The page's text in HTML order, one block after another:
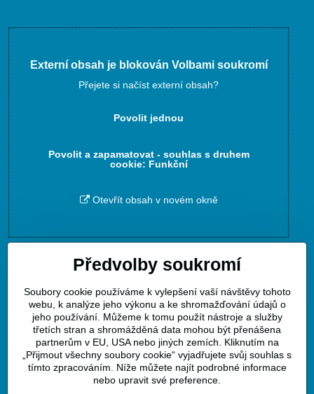
Externí obsah je blokován Volbami soukromí
Přejete si načíst externí obsah?
Povolit jednou
Povolit a zapamatovat - souhlas s druhem
cookie: Funkční
Otevřít obsah v novém okně
Zavoláme Vám zpět
Váš telefon*
Předvolby soukromí
Soubory cookie používáme k vylepšení vaší návštěvy tohoto
webu, k analýze jeho výkonu a ke shromažďování údajů o
jeho používání. Můžeme k tomu použít nástroje a služby
třetích stran a shromážděná data mohou být přenášena
partnerům v EU, USA nebo jiných zemích. Kliknutím na
„Přijmout všechny soubory cookie“ vyjadřujete svůj souhlas s
tímto zpracováním. Níže můžete najít podrobné informace
nebo upravit své preference.